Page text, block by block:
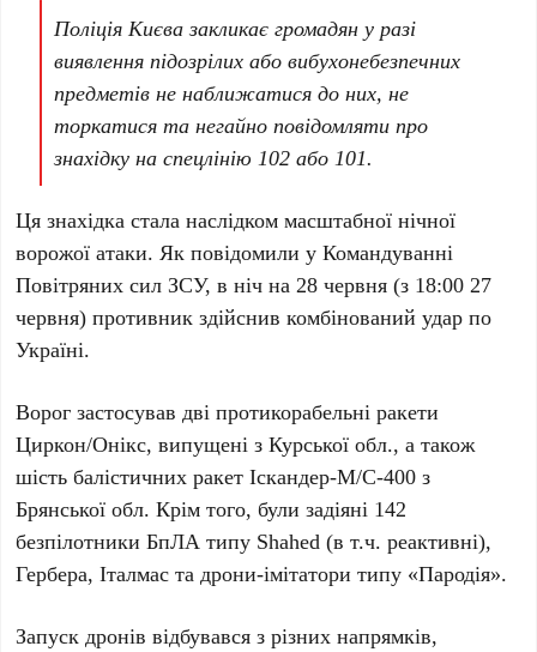
Поліція Києвазакликає громадян у разі
виявлення підозрілих або вибухонебезпечних
предметів не наближатися до них, не
торкатися та негайно повідомляти про
знахідку на спецлінію102 або101.
Ця знахідка стала наслідком масштабної нічної
ворожої атаки. Як повідомили уКомандуванні
Повітряних сил ЗСУ, в ніч на28 червня (з 18:00 27
червня) противник здійснив комбінований удар по
Україні.
Ворог застосувавдві протикорабельні ракети
Циркон/Онікс, випущені зКурської обл., а також
шість балістичних ракет Іскандер-М/С-400 з
Брянської обл. Крім того, були задіяні 142
безпілотникиБпЛА типу Shahed (в т.ч. реактивні),
Гербера,Італмас та дрони-імітатори типу «Пародія».
Запуск дронів відбувався з різних напрямків,